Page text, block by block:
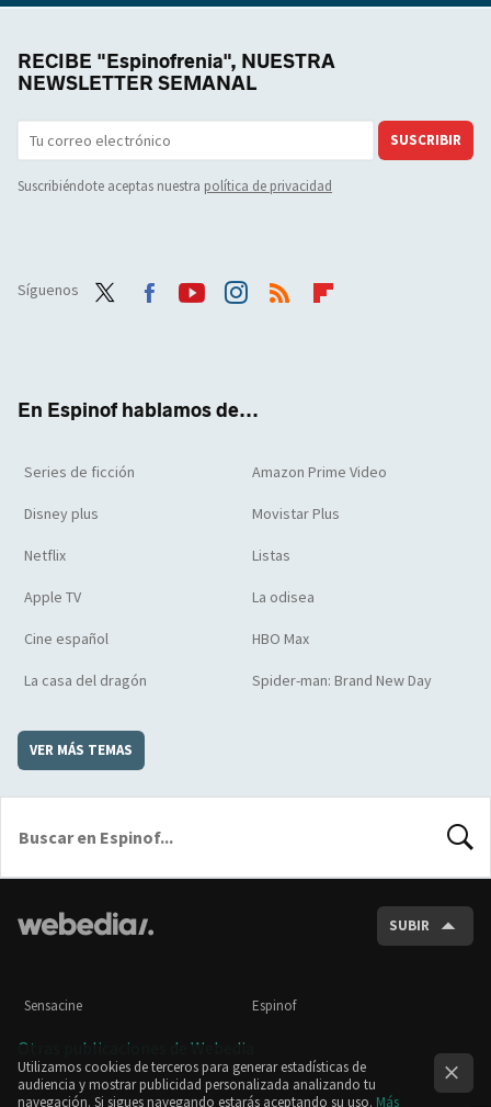
RECIBE "Espinofrenia", NUESTRA
NEWSLETTER SEMANAL
SUSCRIBIR
Suscribiéndote aceptas nuestra política de privacidad
Síguenos
En Espinof hablamos de...
Series de ficción Amazon Prime Video
Disney plus Movistar Plus
Netflix Listas
Apple TV La odisea
Cine español HBO Max
La casa del dragón Spider-man: Brand New Day
VER MÁS TEMAS
SUBIR
Sensacine Espinof
Otras publicaciones de Webedia
Utilizamos cookies de terceros para generar estadísticas de
audiencia y mostrar publicidad personalizada analizando tu
navegación. Si sigues navegando estarás aceptando su uso. Más